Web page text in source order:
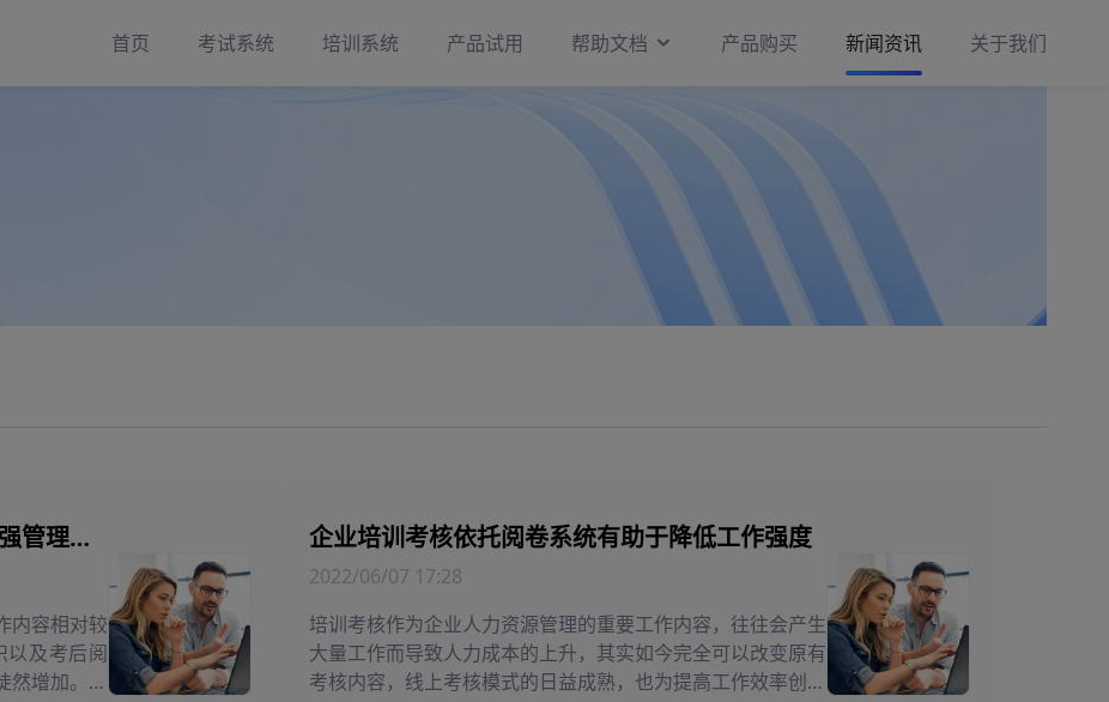
首页 考试系统 培训系统 产品试用 帮助文档 产品购买 新闻资讯 关于我们
人力资源管理加大阅卷系统应用力度增强管理能力
内容相对较
以及考后阅
然增加。随
企业培训考核依托阅卷系统有助于降低工作强度
2022/06/07 17:28
培训考核作为企业人力资源管理的重要工作内容，往往会产生
大量工作而导致人力成本的上升，其实如今完全可以改变原有
考核内容，线上考核模式的日益成熟，也为提高工作效率创造